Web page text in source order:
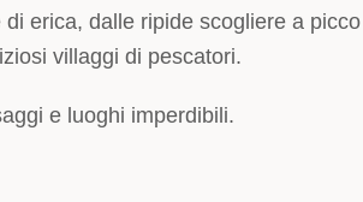
erica, dalle ripide scogliere a
villaggi di pescatori.
e luoghi imperdibili.